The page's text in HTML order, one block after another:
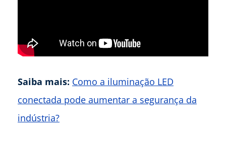
Saiba mais: Como a iluminação LED
conectada pode aumentar a segurança da
indústria?